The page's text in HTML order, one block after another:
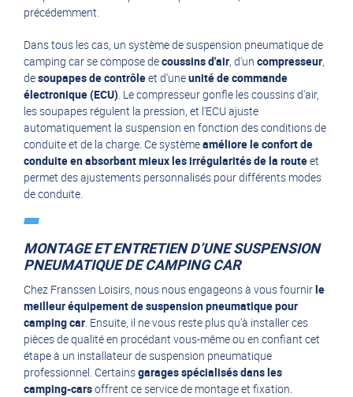
précédemment.
Dans tous les cas, un système de suspension pneumatique de
camping car se compose decoussins d'air, d'un compresseur,
desoupapes de contrôleet d'uneunité de commande
électronique (ECU). Le compresseur gonfle les coussins d'air,
les soupapes régulent la pression, et l'ECU ajuste
automatiquement la suspension en fonction des conditions de
conduite et de la charge. Ce systèmeaméliore le confort de
conduite en absorbant mieux les irrégularités de la routeet
permet des ajustements personnalisés pour différents modes
de conduite.
MONTAGE ET ENTRETIEN D’UNE SUSPENSION
PNEUMATIQUE DE CAMPING CAR
Chez Franssen Loisirs, nous nous engageons à vous fournirle
meilleur équipement de suspension pneumatique pour
camping car. Ensuite, il ne vous reste plus qu’à installer ces
pièces de qualité en procédant vous-même ou en confiant cet
étape à un installateur de suspension pneumatique
professionnel. Certainsgarages spécialisés dans les
camping-carsoffrent ce service de montage et fixation.